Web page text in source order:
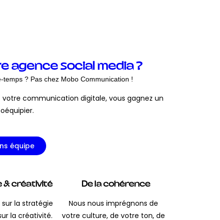
agence social media ?
? Pas chez Mobo Communication !
votre communication digitale, vous gagnez un
équipe
& créativité
sur la stratégie
la créativité.
De la cohérence
Nous nous imprégnons de
votre culture, de votre ton, de